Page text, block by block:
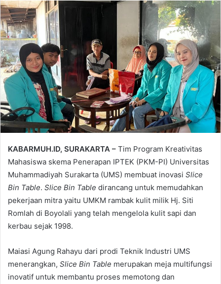
KABARMUH.ID, SURAKARTA – Tim Program Kreativitas
Mahasiswa skema Penerapan IPTEK (PKM-PI) Universitas
Muhammadiyah Surakarta (UMS) membuat inovasi Slice
Bin Table. Slice Bin Table dirancang untuk memudahkan
pekerjaan mitra yaitu UMKM rambak kulit milik Hj. Siti
Romlah di Boyolali yang telah mengelola kulit sapi dan
kerbau sejak 1998.
Maiasi Agung Rahayu dari prodi Teknik Industri UMS
menerangkan, Slice Bin Table merupakan meja multifungsi
inovatif untuk membantu proses memotong dan